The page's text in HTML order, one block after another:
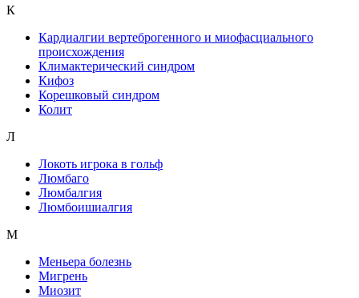
К
Кардиалгии вертеброгенного и миофасциального
происхождения
Климактерический синдром
Кифоз
Корешковый синдром
Колит
Л
Локоть игрока в гольф
Люмбаго
Люмбалгия
Люмбоишиалгия
М
Меньера болезнь
Мигрень
Миозит